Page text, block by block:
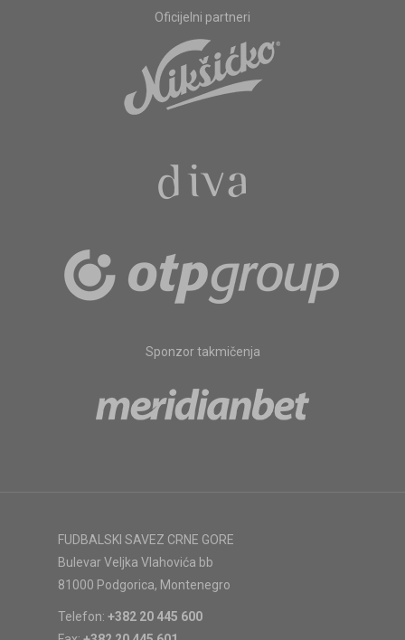
Oficijelni partneri
Sponzor takmičenja
FUDBALSKI SAVEZ CRNE GORE
Bulevar Veljka Vlahovića bb
81000 Podgorica, Montenegro
Telefon: +382 20 445 600